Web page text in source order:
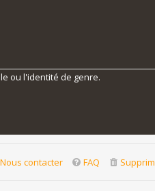
ou l'identité de genre.
FAQ
Nous contacter